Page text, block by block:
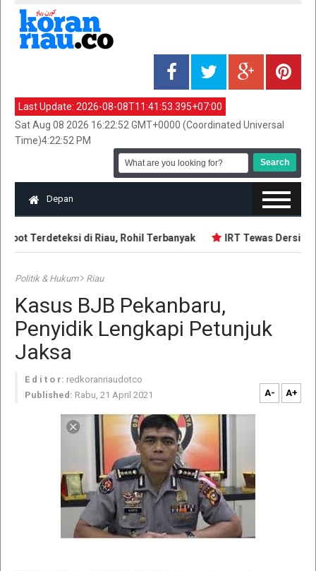
Last Update: 2026-08-08T11:41:53.395+07:00
Sat Aug 08 2026 16:22:52 GMT+0000 (Coordinated Universal
Time)4:22:52 PM
Depan
Terdeteksi di Riau, Rohil Terbanyak IRT Tewas
Politik & Hukum Riau
Kasus BJB Pekanbaru,
Penyidik Lengkapi Petunjuk
Jaksa
E d i t o r: redkoranriaudotco
Published: Rabu, 21 April 2021 A- A+